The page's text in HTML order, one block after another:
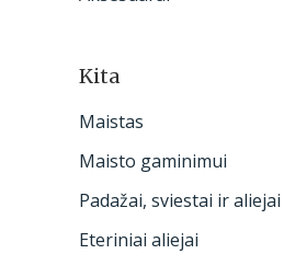
Kita
Maistas
Maisto gaminimui
Padažai, sviestai ir aliejai
Eteriniai aliejai